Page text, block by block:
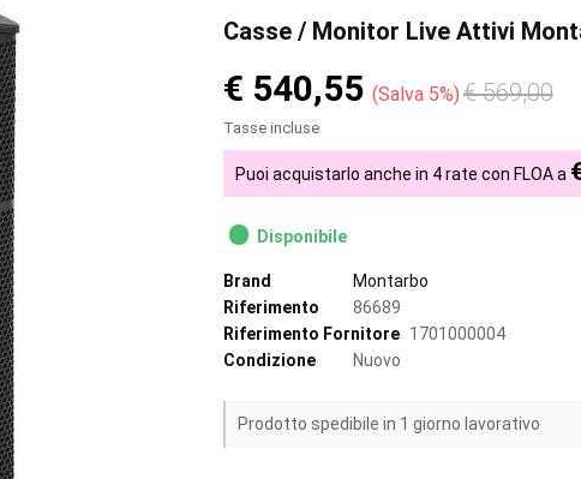
Casse / Monitor Live Attivi
€ 540,55 Salva 5% € 569,00
Tasse incluse
Puoi acquistarlo anche in 4 rate con FLOA a
Disponibile
Brand
Montarbo
Riferimento
86689
Riferimento Fornitore 1701000004
Condizione
Nuovo
Prodotto spedibile in 1 giorno lavorativo